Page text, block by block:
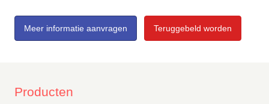
Meer informatie aanvragen Teruggebeld worden
Producten